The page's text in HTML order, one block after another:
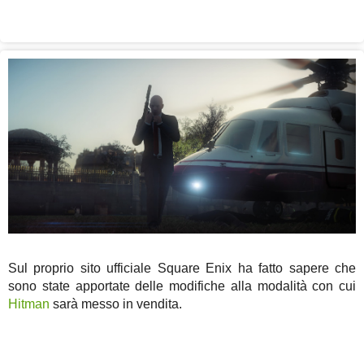
Sul proprio sito ufficiale Square Enix ha fatto sapere che
sono state apportate delle modifiche alla modalità con cui
Hitman sarà messo in vendita.